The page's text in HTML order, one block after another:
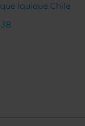
Iquique Chile